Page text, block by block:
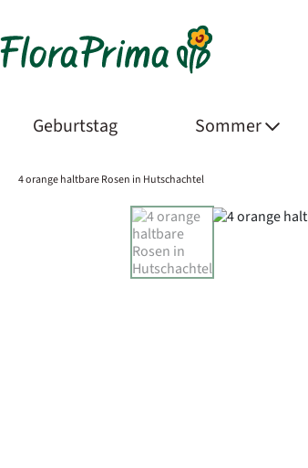
Geburtstag Sommer
4 orange haltbare Rosen in Hutschachtel
Product Images